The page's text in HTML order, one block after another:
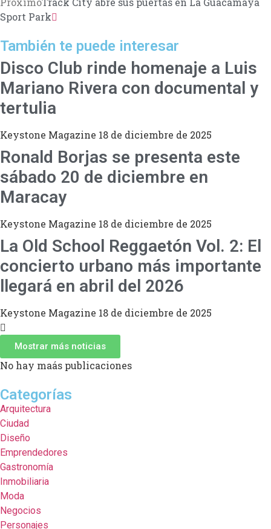
Sport Park
También te puede interesar
Disco Club rinde homenaje a Luis
Mariano Rivera con documental y
tertulia
Keystone Magazine 18 de diciembre de 2025
Ronald Borjas se presenta este
sábado 20 de diciembre en
Maracay
Keystone Magazine 18 de diciembre de 2025
La Old School Reggaetón Vol. 2: El
concierto urbano más importante
llegará en abril del 2026
Keystone Magazine 18 de diciembre de 2025
Mostrar más noticias
No hay maás publicaciones
Categorías
Arquitectura
Ciudad
Diseño
Emprendedores
Gastronomía
Inmobiliaria
Moda
Negocios
Personajes